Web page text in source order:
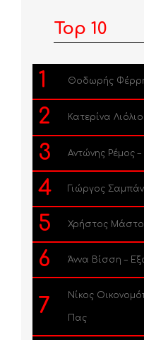
Top 10
1 Θοδωρής
2 Κατερίνα
3 Αντώνης Ρέμος
4 Γιώργος
5 Χρήστος
6 Άννα Βίσση –
7 Νίκος
Πας